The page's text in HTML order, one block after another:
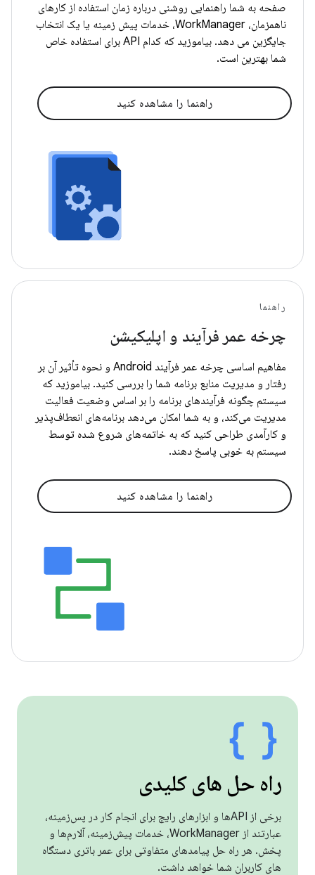
صفحه به شما راهنمایی روشنی درباره زمان استفاده از کارهای
ناهمزمان، WorkManager، خدمات پیش زمینه یا یک انتخاب
جایگزین می دهد. بیاموزید که کدام API برای استفاده خاص
شما بهترین است.
راهنما را مشاهده کنید
راهنما
چرخه عمر فرآیند و اپلیکیشن
مفاهیم اساسی چرخه عمر فرآیند Android و نحوه تأثیر آن بر
رفتار و مدیریت منابع برنامه شما را بررسی کنید. بیاموزید که
سیستم چگونه فرآیندهای برنامه را بر اساس وضعیت فعالیت
مدیریت می‌کند، و به شما امکان می‌دهد برنامه‌های انعطاف‌پذیر
و کارآمدی طراحی کنید که به خاتمه‌های شروع شده توسط
سیستم به خوبی پاسخ دهند.
راهنما را مشاهده کنید
راه حل های کلیدی
برخی از APIها و ابزارهای رایج برای انجام کار در پس‌زمینه،
عبارتند از WorkManager، خدمات پیش‌زمینه، آلارم‌ها و
پخش. هر راه حل پیامدهای متفاوتی برای عمر باتری دستگاه
های کاربران شما خواهد داشت.